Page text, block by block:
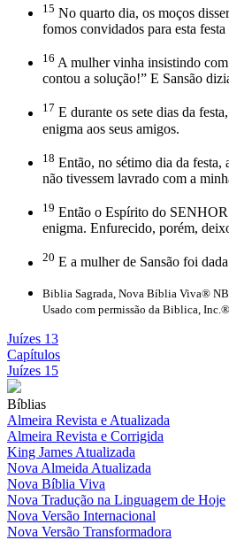
15 No quarto dia, os moços
fomos convidados para esta
16 A mulher vinha insistindo com
contou a solução!” E Sansão
17 E durante os sete dias da
enigma aos seus amigos.
18 Então, no sétimo dia da festa,
não tivessem lavrado com a
19 Então o Espírito do SENHOR
enigma. Enfurecido, porém,
20 E a mulher de Sansão foi
Biblia Sagrada, Nova Bíblia Viva®
Usado com permissão da Biblica,
Juízes 13
Capítulos
Juízes 15
Bíblias
Almeira Revista e Atualizada
Almeira Revista e Corrigida
King James Atualizada
Nova Almeida Atualizada
Nova Bíblia Viva
Nova Tradução na Linguagem de Hoje
Nova Versão Internacional
Nova Versão Transformadora